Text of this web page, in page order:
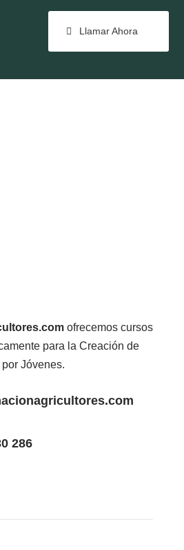
Llamar Ahora
ofrecemos cursos
para la Creación de
Jóvenes.
286